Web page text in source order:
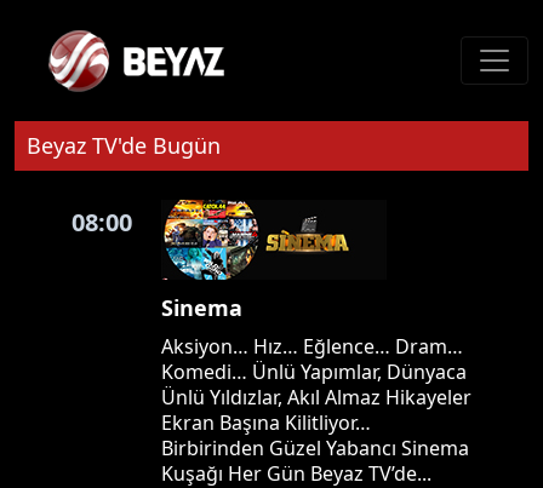
Beyaz TV'de Bugün
08:00
Sinema
Aksiyon… Hız… Eğlence… Dram…
Komedi… Ünlü Yapımlar, Dünyaca
Ünlü Yıldızlar, Akıl Almaz Hikayeler
Ekran Başına Kilitliyor…
Birbirinden Güzel Yabancı Sinema
Kuşağı Her Gün Beyaz TV’de...